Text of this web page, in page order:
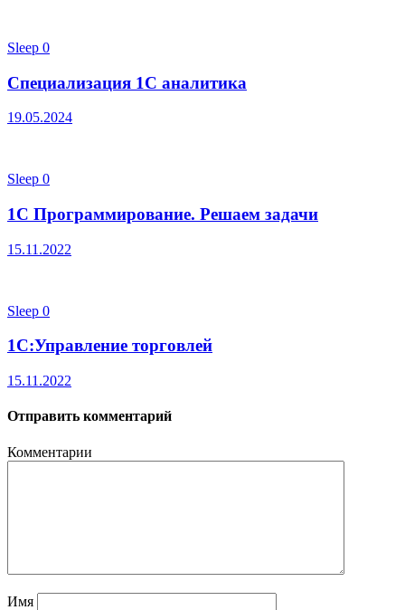
Sleep 0
Специализация 1С аналитика
19.05.2024
Sleep 0
1С Программирование. Решаем задачи
15.11.2022
Sleep 0
1С:Управление торговлей
15.11.2022
Отправить комментарий
Комментарии
Имя